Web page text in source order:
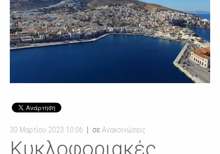
30 Μαρτίου 2023 10:06 σε Ανακοινώσεις
Κυκλοφοριακές